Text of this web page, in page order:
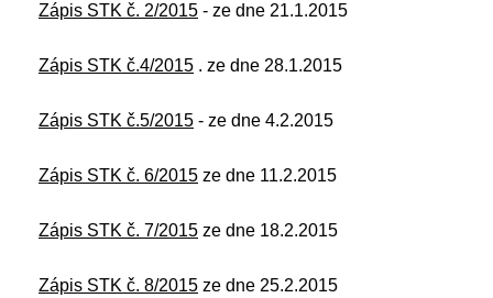
Zápis STK č. 2/2015 - ze dne 21.1.2015
Zápis STK č.4/2015 . ze dne 28.1.2015
Zápis STK č.5/2015 - ze dne 4.2.2015
Zápis STK č. 6/2015 ze dne 11.2.2015
Zápis STK č. 7/2015 ze dne 18.2.2015
Zápis STK č. 8/2015 ze dne 25.2.2015